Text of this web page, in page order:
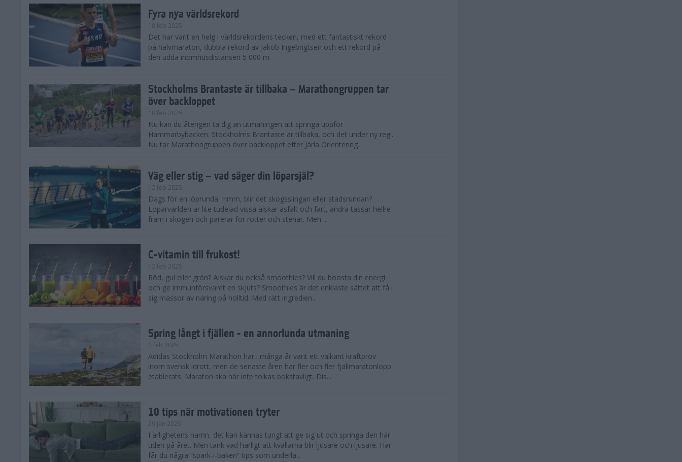
Fyra nya världsrekord
18 feb 2025
Det har varit en helg i världsrekordens tecken, med ett fantastiskt rekord
på halvmaraton, dubbla rekord av Jakob Ingebrigtsen och ett rekord på
den udda inomhusdistansen 5 000 m.
Stockholms Brantaste är tillbaka – Marathongruppen tar
över backloppet
18 feb 2025
Nu kan du återigen ta dig an utmaningen att springa uppför
Hammarbybacken. Stockholms Brantaste är tillbaka, och det under ny regi.
Nu tar Marathongruppen över backloppet efter Järla Orientering.
Väg eller stig – vad säger din löparsjäl?
12 feb 2025
Dags för en löprunda. Hmm, blir det skogsslingan eller stadsrundan?
Löparvärlden är lite tudelad vissa älskar asfalt och fart, andra tassar hellre
fram i skogen och parerar för rötter och stenar. Men ...
C-vitamin till frukost!
12 feb 2025
Röd, gul eller grön? Älskar du också smoothies? Vill du boosta din energi
och ge immunförsvaret en skjuts? Smoothies är det enklaste sättet att få i
sig massor av näring på nolltid. Med rätt ingredien...
Spring långt i fjällen - en annorlunda utmaning
2 feb 2025
Adidas Stockholm Marathon har i många år varit ett välkänt kraftprov
inom svensk idrott, men de senaste åren har fler och fler fjällmaratonlopp
etablerats. Maraton ska här inte tolkas bokstavligt. Dis...
10 tips när motivationen tryter
29 jan 2025
I ärlighetens namn, det kan kännas tungt att ge sig ut och springa den här
tiden på året. Men tänk vad härligt att kvällarna blir ljusare och ljusare. Här
får du några ”spark-i-baken” tips som underlä...